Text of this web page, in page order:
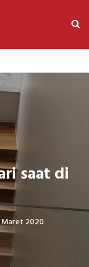
saat di
2020